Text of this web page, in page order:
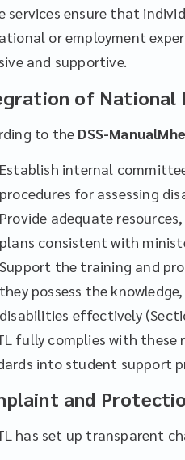
services ensure that
or employment
and supportive.
of National
to the DSS-
Establish internal
procedures for assessing
Provide adequate
plans consistent with
Support the training and
they possess the
disabilities effectively
fully complies with
into student support
and
has set up transparent